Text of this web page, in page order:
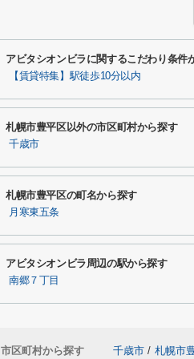
アビタシオンビラに関するこだわり条件
【賃貸特集】駅徒歩10分以内
札幌市豊平区以外の市区町村から探す
千歳市
札幌市豊平区の町名から探す
月寒東五条
アビタシオンビラ周辺の駅から探す
南郷７丁目
市区町村から探す 千歳市 / 札幌市